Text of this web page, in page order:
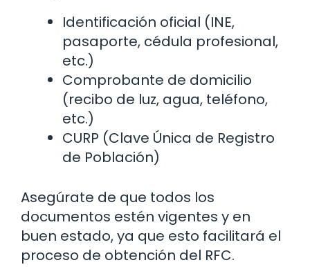
Identificación oficial (INE,
pasaporte, cédula profesional,
etc.)
Comprobante de domicilio
(recibo de luz, agua, teléfono,
etc.)
CURP (Clave Única de Registro
de Población)
Asegúrate de que todos los
documentos estén vigentes y en
buen estado, ya que esto facilitará el
proceso de obtención del RFC.